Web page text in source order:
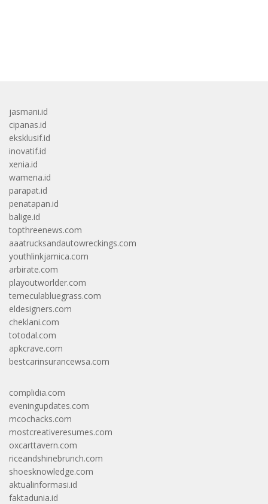
jasmani.id
cipanas.id
eksklusif.id
inovatif.id
xenia.id
wamena.id
parapat.id
penatapan.id
balige.id
topthreenews.com
aaatrucksandautowreckings.com
youthlinkjamica.com
arbirate.com
playoutworlder.com
temeculabluegrass.com
eldesigners.com
cheklani.com
totodal.com
apkcrave.com
bestcarinsurancewsa.com
complidia.com
eveningupdates.com
mcochacks.com
mostcreativeresumes.com
oxcarttavern.com
riceandshinebrunch.com
shoesknowledge.com
aktualinformasi.id
faktadunia.id